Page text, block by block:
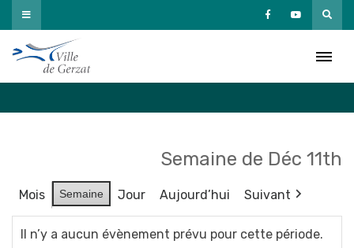
Passer
au
contenu
Semaine de Déc 11th
Mois Semaine Jour Aujourd’hui Suivant
Il n’y a aucun évènement prévu pour cette période.